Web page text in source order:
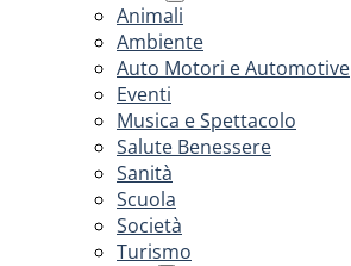
Animali
Ambiente
Auto Motori e Automotive
Eventi
Musica e Spettacolo
Salute Benessere
Sanità
Scuola
Società
Turismo